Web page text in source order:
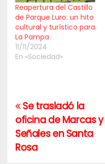
Reapertura del Castillo
de Parque Luro: un hito
cultural y turístico para
La Pampa
11/11/2024
En «Sociedad»
Navegación
de
entradas
Se trasladó la
oficina de Marcas y
Señales en Santa
Rosa